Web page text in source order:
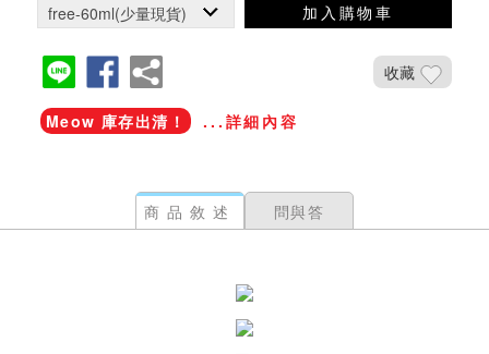
加入購物車
收藏
Meow 庫存出清！ ...詳細內容
商品敘述 問與答